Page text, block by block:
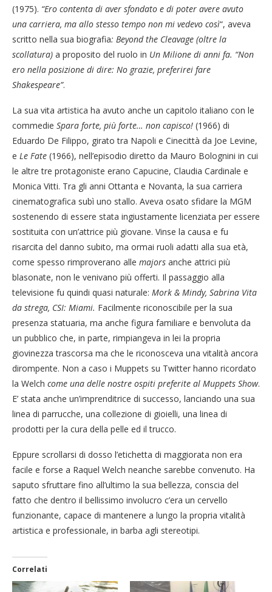
(1975). “Ero contenta di aver sfondato e di poter avere avuto
una carriera, ma allo stesso tempo non mi vedevo così“, aveva
scritto nella sua biografia: Beyond the Cleavage (oltre la
scollatura) a proposito del ruolo in Un Milione di anni fa. “Non
ero nella posizione di dire: No grazie, preferirei fare
Shakespeare”.
La sua vita artistica ha avuto anche un capitolo italiano con le
commedie Spara forte, più forte… non capisco! (1966) di
Eduardo De Filippo, girato tra Napoli e Cinecittà da Joe Levine,
e Le Fate (1966), nell’episodio diretto da Mauro Bolognini in cui
le altre tre protagoniste erano Capucine, Claudia Cardinale e
Monica Vitti. Tra gli anni Ottanta e Novanta, la sua carriera
cinematografica subì uno stallo. Aveva osato sfidare la MGM
sostenendo di essere stata ingiustamente licenziata per essere
sostituita con un’attrice più giovane. Vinse la causa e fu
risarcita del danno subito, ma ormai ruoli adatti alla sua età,
come spesso rimproverano alle majors anche attrici più
blasonate, non le venivano più offerti. Il passaggio alla
televisione fu quindi quasi naturale: Mork & Mindy, Sabrina Vita
da strega, CSI: Miami. Facilmente riconoscibile per la sua
presenza statuaria, ma anche figura familiare e benvoluta da
un pubblico che, in parte, rimpiangeva in lei la propria
giovinezza trascorsa ma che le riconosceva una vitalità ancora
dirompente. Non a caso i Muppets su Twitter hanno ricordato
la Welch come una delle nostre ospiti preferite al Muppets Show.
E’ stata anche un’imprenditrice di successo, lanciando una sua
linea di parrucche, una collezione di gioielli, una linea di
prodotti per la cura della pelle ed il trucco.
Eppure scrollarsi di dosso l’etichetta di maggiorata non era
facile e forse a Raquel Welch neanche sarebbe convenuto. Ha
saputo sfruttare fino all’ultimo la sua bellezza, conscia del
fatto che dentro il bellissimo involucro c’era un cervello
funzionante, capace di mantenere a lungo la propria vitalità
artistica e professionale, in barba agli stereotipi.
Correlati